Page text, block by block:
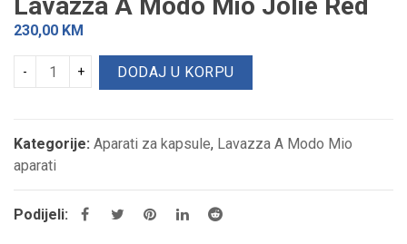
Lavazza A Modo Mio Jolie Red
230,00 KM
DODAJ U KORPU
Kategorije: Aparati za kapsule, Lavazza A Modo Mio
aparati
Podijeli: